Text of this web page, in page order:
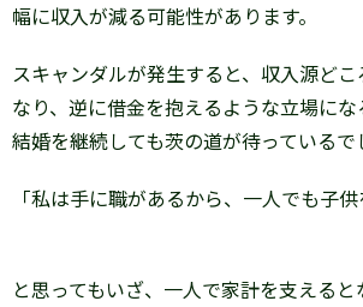
幅に収入が減る可能性があります。
スキャンダルが発生すると、収入源どこ
なり、逆に借金を抱えるような立場にな
結婚を継続しても茨の道が待っているで
「私は手に職があるから、一人でも子供
と思ってもいざ、一人で家計を支えると